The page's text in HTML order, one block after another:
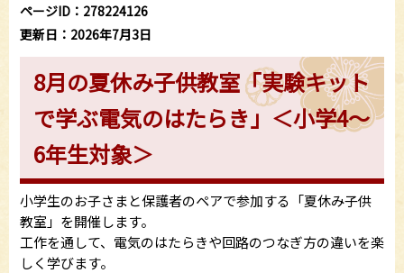
ページID：278224126
更新日：2026年7月3日
8月の夏休み子供教室「実験キット
で学ぶ電気のはたらき」＜小学4～
6年生対象＞
小学生のお子さまと保護者のペアで参加する「夏休み子供
教室」を開催します。
工作を通して、電気のはたらきや回路のつなぎ方の違いを楽
しく学びます。